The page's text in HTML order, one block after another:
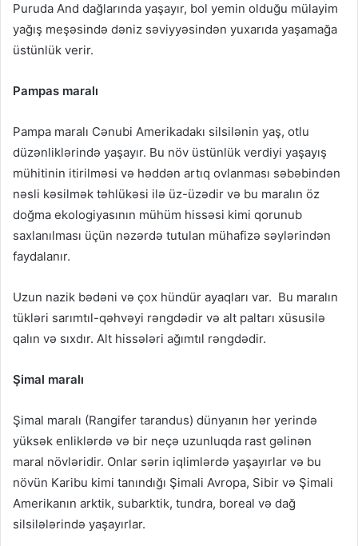
Puruda And dağlarında yaşayır, bol yemin olduğu mülayim
yağış meşəsində dəniz səviyyəsindən yuxarıda yaşamağa
üstünlük verir.
Pampas maralı
Pampa maralı Cənubi Amerikadakı silsilənin yaş, otlu
düzənliklərində yaşayır. Bu növ üstünlük verdiyi yaşayış
mühitinin itirilməsi və həddən artıq ovlanması səbəbindən
nəsli kəsilmək təhlükəsi ilə üz-üzədir və bu maralın öz
doğma ekologiyasının mühüm hissəsi kimi qorunub
saxlanılması üçün nəzərdə tutulan mühafizə səylərindən
faydalanır.
Uzun nazik bədəni və çox hündür ayaqları var. Bu maralın
tükləri sarımtıl-qəhvəyi rəngdədir və alt paltarı xüsusilə
qalın və sıxdır. Alt hissələri ağımtıl rəngdədir.
Şimal maralı
Şimal maralı (Rangifer tarandus) dünyanın hər yerində
yüksək enliklərdə və bir neçə uzunluqda rast gəlinən
maral növləridir. Onlar sərin iqlimlərdə yaşayırlar və bu
növün Karibu kimi tanındığı Şimali Avropa, Sibir və Şimali
Amerikanın arktik, subarktik, tundra, boreal və dağ
silsilələrində yaşayırlar.